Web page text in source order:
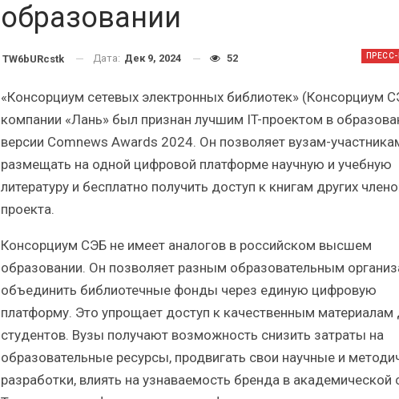
образовании
TW6bURcstk Дата: Дек 9, 2024 52
«Консорциум сетевых электронных библиотек» (Консорциум
компании «Лань» был признан лучшим IT-проектом в
версии Comnews Awards 2024. Он позволяет вузам-
размещать на одной цифровой платформе научную и учебную
литературу и бесплатно получить доступ к книгам других
проекта.
Консорциум СЭБ не имеет аналогов в российском высшем
образовании. Он позволяет разным образовательным
объединить библиотечные фонды через единую цифровую
платформу. Это упрощает доступ к качественным материалам
студентов. Вузы получают возможность снизить затраты на
образовательные ресурсы, продвигать свои научные и
разработки, влиять на узнаваемость бренда в академической
ПК, НОУТБУКИ
российского ИТ-рынка в 2025 г.
ИБП
Отрасль ИБП в депрессии?
Анализ российского
ИБП